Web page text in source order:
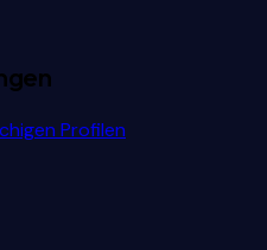
Profilen